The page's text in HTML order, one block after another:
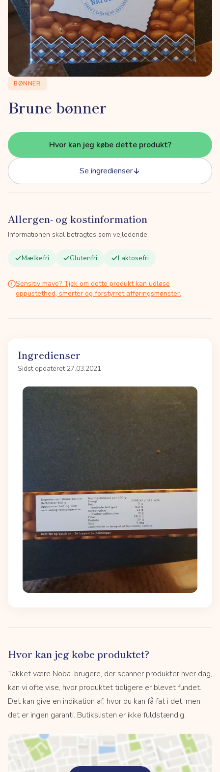
BØNNER
Brune bønner
Hvor kan jeg købe dette produkt?
Se ingredienser
Allergen- og kostinformation
Informationen skal betragtes som vejledende.
Mælkefri Glutenfri Laktosefri
Sensitiv mave? Tjek om dette produkt kan udløse
oppustethed, smerter og forstyrret afføringsmønster.
Ingredienser
Sidst opdateret 27.03.2021
Hvor kan jeg købe produktet?
Takket være Noba-brugere, der scanner produkter hver dag,
kan vi ofte vise, hvor produktet tidligere er blevet fundet.
Det kan give en indikation af, hvor du kan få fat i det, men
det er ingen garanti. Butikslisten er ikke fuldstændig.